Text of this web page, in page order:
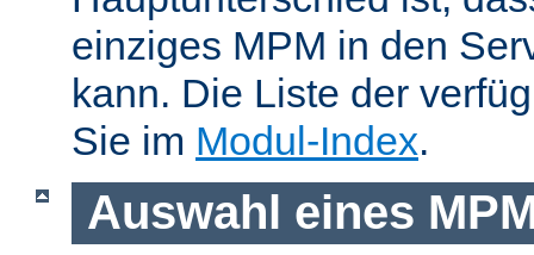
einziges MPM in den
kann. Die Liste der
Sie im Modul-Index.
Auswahl eines